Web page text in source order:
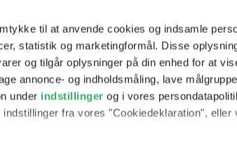
til at anvende cookies og indsamle
statistik og marketingformål. Disse
og tilgår oplysninger på din enhed for at
annonce- og indholdsmåling, lave
under indstillinger og i vores
fra vores "Cookiedeklaration", eller